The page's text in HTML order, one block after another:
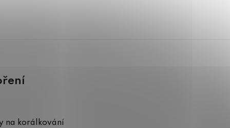
na korálkování